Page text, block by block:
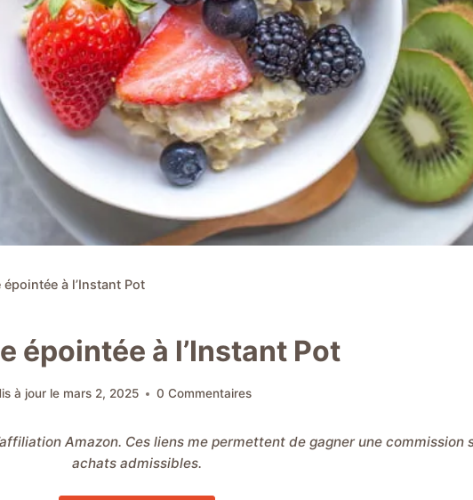
à l’Instant Pot
épointée à l’Instant Pot
à jour le mars 2, 2025 0 Commentaires
achats admissibles.